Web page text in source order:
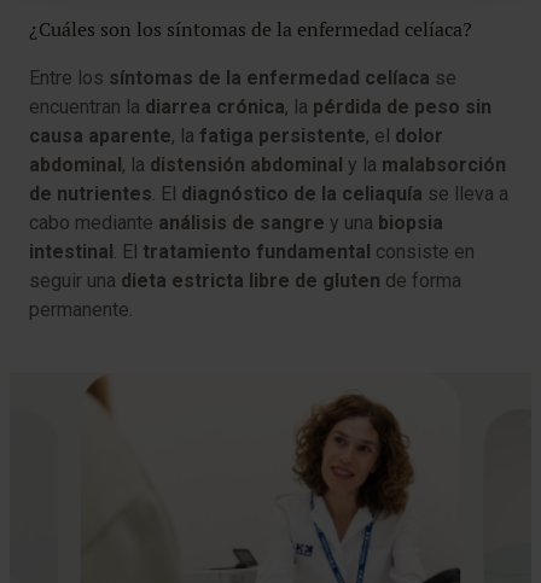
¿Cuáles son los síntomas de la enfermedad celíaca?
Entre los síntomas de la enfermedad celíaca se
encuentran la diarrea crónica, la pérdida de peso sin
causa aparente, la fatiga persistente, el dolor
abdominal, la distensión abdominal y la malabsorción
de nutrientes. El diagnóstico de la celiaquía se lleva a
cabo mediante análisis de sangre y una biopsia
intestinal. El tratamiento fundamental consiste en
seguir una dieta estricta libre de gluten de forma
permanente.